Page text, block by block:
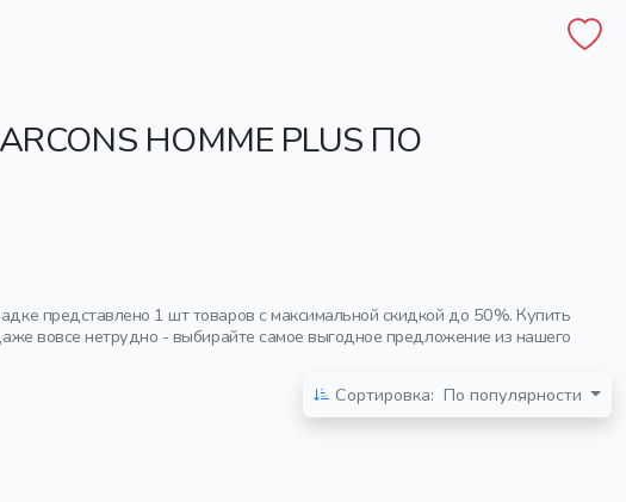
HOMME PLUS ПО
представлено 1 шт товаров с максимальной скидкой до 50%. Купить
вовсе нетрудно - выбирайте самое выгодное предложение из нашего
Сортировка: По популярности